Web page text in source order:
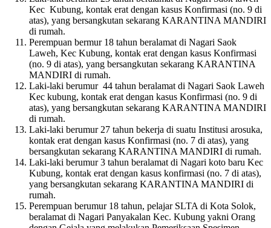
Kec Kubung, kontak erat dengan kasus Konfirmasi (no. 9 di
atas), yang bersangkutan sekarang KARANTINA MANDIRI
di rumah.
Perempuan bermur 18 tahun beralamat di Nagari Saok
Laweh, Kec Kubung, kontak erat dengan kasus Konfirmasi
(no. 9 di atas), yang bersangkutan sekarang KARANTINA
MANDIRI di rumah.
Laki-laki berumur 44 tahun beralamat di Nagari Saok Laweh
Kec kubung, kontak erat dengan kasus Konfirmasi (no. 9 di
atas), yang bersangkutan sekarang KARANTINA MANDIRI
di rumah.
Laki-laki berumur 27 tahun bekerja di suatu Institusi arosuka,
kontak erat dengan kasus Konfirmasi (no. 7 di atas), yang
bersangkutan sekarang KARANTINA MANDIRI di rumah.
Laki-laki berumur 3 tahun beralamat di Nagari koto baru Kec
Kubung, kontak erat dengan kasus konfirmasi (no. 7 di atas),
yang bersangkutan sekarang KARANTINA MANDIRI di
rumah.
Perempuan berumur 18 tahun, pelajar SLTA di Kota Solok,
beralamat di Nagari Panyakalan Kec. Kubung yakni Orang